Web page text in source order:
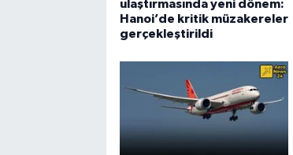
ulaştırmasında yeni dönem:
Hanoi’de kritik müzakereler
gerçekleştirildi